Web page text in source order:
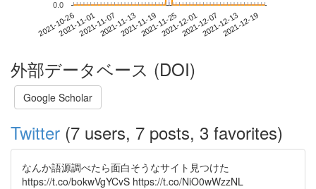
2021-10-262021-11-012021-11-072021-11-132021-11-192021-11-252021-12-012021-12-072021-12-132021-12-19
0.0
外部データベース (DOI)
Google Scholar
Twitter (7 users, 7 posts, 3 favorites)
なんか語源調べたら面白そうなサイト見つけた
https://t.co/bokwVgYCvS https://t.co/NiO0wWzzNL